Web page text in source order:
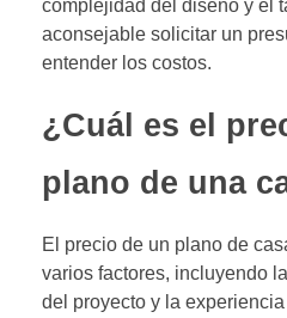
complejidad del diseño y el
aconsejable solicitar un
entender los costos.
¿Cuál es el
plano de una
El precio de un plano de
varios factores, incluyendo
del proyecto y la